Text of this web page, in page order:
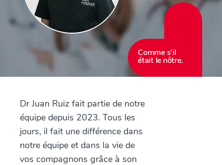
Comme s’il
était le nôtre.
Dr Juan Ruiz fait partie de notre
équipe depuis 2023. Tous les
jours, il fait une différence dans
notre équipe et dans la vie de
vos compagnons grâce à son